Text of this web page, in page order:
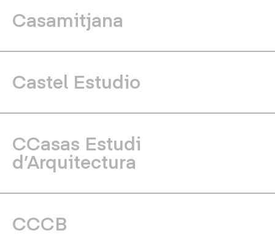
Casamitjana
Castel Estudio
CCasas Estudi
d’Arquitectura
CCCB